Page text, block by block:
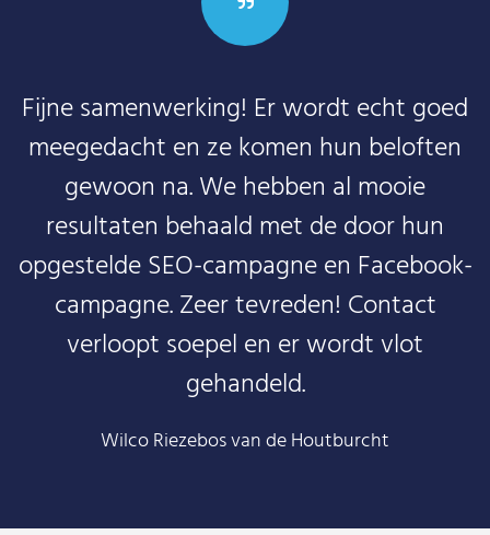
Fijne samenwerking! Er wordt echt goed
meegedacht en ze komen hun beloften
gewoon na. We hebben al mooie
resultaten behaald met de door hun
opgestelde SEO-campagne en Facebook-
campagne. Zeer tevreden! Contact
verloopt soepel en er wordt vlot
gehandeld.
Wilco Riezebos van de Houtburcht